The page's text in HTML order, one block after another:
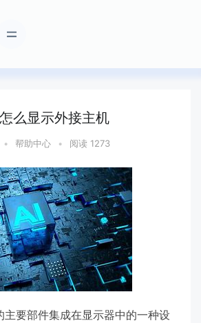
么显示外接主机
• 帮助中心 • 阅读 1273
主要部件集成在显示器中的一种设